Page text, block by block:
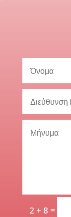
2 + 8 =